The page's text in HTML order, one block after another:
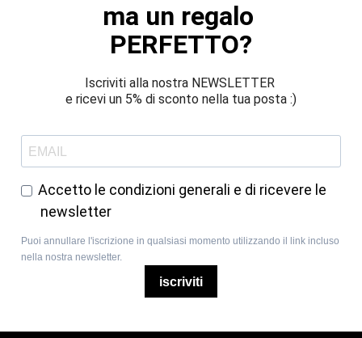
ma un regalo
PERFETTO?
Iscriviti alla nostra NEWSLETTER
e ricevi un 5% di sconto nella tua posta :)
Accetto le condizioni generali e di ricevere le
newsletter
Puoi annullare l'iscrizione in qualsiasi momento utilizzando il link incluso
nella nostra newsletter.
iscriviti